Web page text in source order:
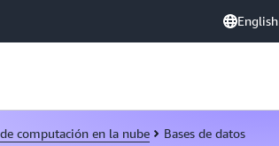
English
computación en la nube Bases de datos